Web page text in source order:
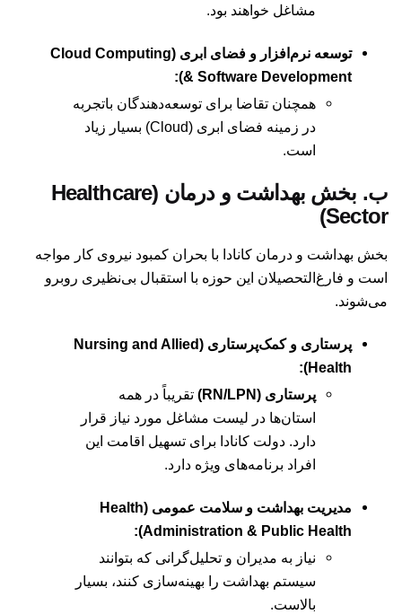
مشاغل خواهند بود.
توسعه نرم‌افزار و فضای ابری (Cloud Computing
& Software Development):
همچنان تقاضا برای توسعه‌دهندگان باتجربه
در زمینه فضای ابری (Cloud) بسیار زیاد
است.
ب. بخش بهداشت و درمان (Healthcare
Sector)
بخش بهداشت و درمان کانادا با بحران کمبود نیروی کار مواجه
است و فارغ‌التحصیلان این حوزه با استقبال بی‌نظیری روبرو
می‌شوند.
پرستاری و کمک‌پرستاری (Nursing and Allied
Health):
پرستاری (RN/LPN)
تقریباً در همه
استان‌ها در لیست مشاغل مورد نیاز قرار
دارد. دولت کانادا برای تسهیل اقامت این
افراد برنامه‌های ویژه دارد.
مدیریت بهداشت و سلامت عمومی (Health
Administration & Public Health):
نیاز به مدیران و تحلیل‌گرانی که بتوانند
سیستم بهداشت را بهینه‌سازی کنند، بسیار
بالاست.